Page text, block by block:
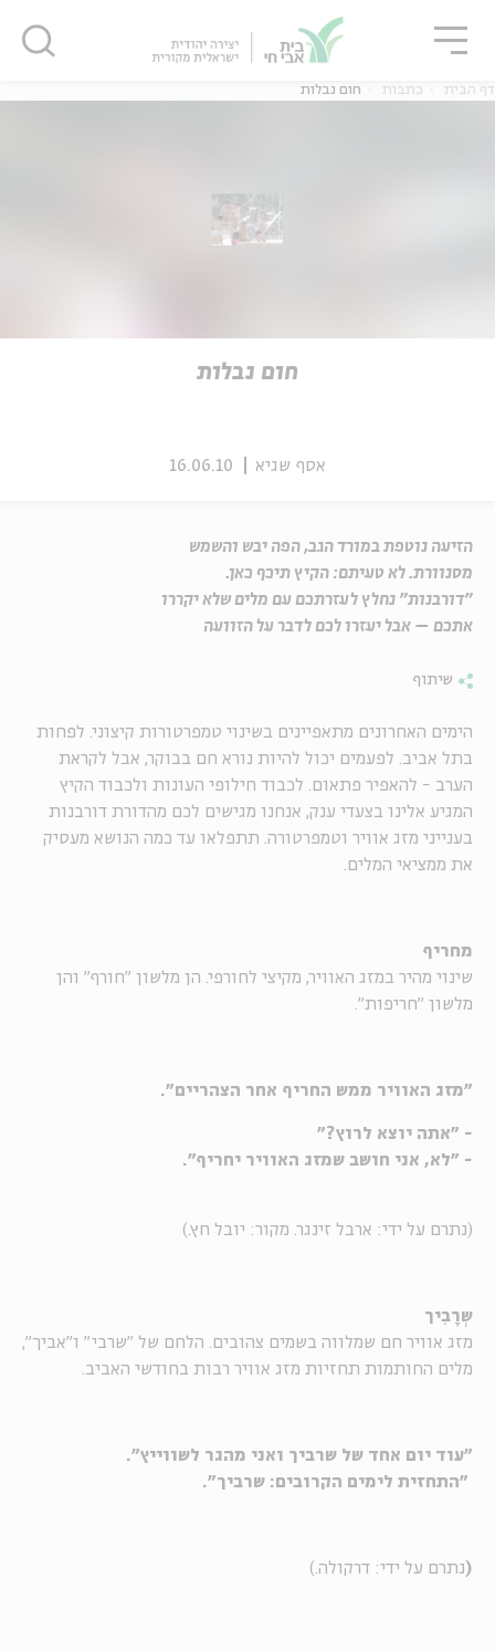
דף הבית כתבות חום נבלות
חום נבלות
אסף שגיא 16.06.10
הזיעה נוטפת במורד הגב, הפה יבש והשמש
מסנוורת. לא טעיתם: הקיץ תיכף כאן.
"דורבנות" נחלץ לעזרתכם עם מלים שלא יקררו
אתכם – אבל יעזרו לכם לדבר על הזוועה
שיתוף
הימים האחרונים מתאפיינים בשינוי טמפרטורות קיצוני. לפחות
בתל אביב. לפעמים יכול להיות נורא חם בבוקר, אבל לקראת
הערב - להאפיר פתאום. לכבוד חילופי העונות ולכבוד הקיץ
המגיע אלינו בצעדי ענק, אנחנו מגישים לכם מהדורת דורבנות
בענייני מזג אוויר וטמפרטורה. תתפלאו עד כמה הנושא מעסיק
את ממציאי המלים.
מחריף
שינוי מהיר במזג האוויר, מקיצי לחורפי. הן מלשון "חורף" והן
מלשון "חריפות".
"מזג האוויר ממש החריף אחר הצהריים".
- "אתה יוצא לרוץ?"
- "לא, אני חושב שמזג האוויר יחריף".
(נתרם על ידי: ארבל זינגר. מקור: יובל חץ.)
שְרָבִיך
מזג אוויר חם שמלווה בשמים צהובים. הלחם של "שרבי" ו"אביך",
מלים החותמות תחזיות מזג אוויר רבות בחודשי האביב.
"עוד יום אחד של שרביך ואני מהגר לשווייץ".
"התחזית לימים הקרובים: שרביך".
( נתרם על ידי: דרקולה.)
סגור